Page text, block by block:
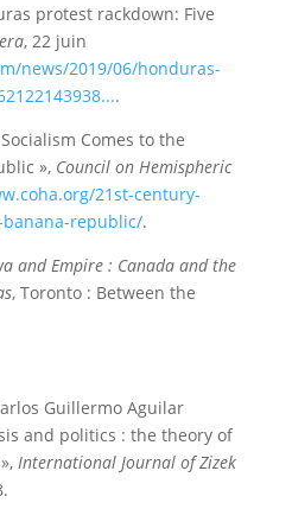
protest rackdown: Five
, 22 juin
news/2019/06/honduras-
.
Comes to the
», Council on Hemispheric
21st-century-
republic/.
and Empire : Canada and the
, Toronto : Between the
Guillermo Aguilar
and politics : the theory of
International Journal of Zizek